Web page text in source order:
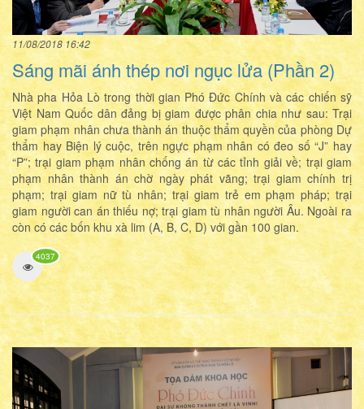
11/08/2018 16:42
Sáng mãi ánh thép nơi ngục lửa (Phần 2)
Nhà pha Hỏa Lò trong thời gian Phó Đức Chính và các chiến sỹ
Việt Nam Quốc dân đảng bị giam được phân chia như sau: Trại
giam phạm nhân chưa thành án thuộc thẩm quyền của phòng Dự
thẩm hay Biện lý cuộc, trên ngực phạm nhân có đeo số “J” hay
“P”; trại giam phạm nhân chống án từ các tỉnh giải về; trại giam
phạm nhân thành án chờ ngày phát vãng; trại giam chính trị
phạm; trại giam nữ tù nhân; trại giam trẻ em phạm pháp; trại
giam người can án thiếu nợ; trại giam tù nhân người Âu. Ngoài ra
còn có các bốn khu xà lim (A, B, C, D) với gần 100 gian.
4037